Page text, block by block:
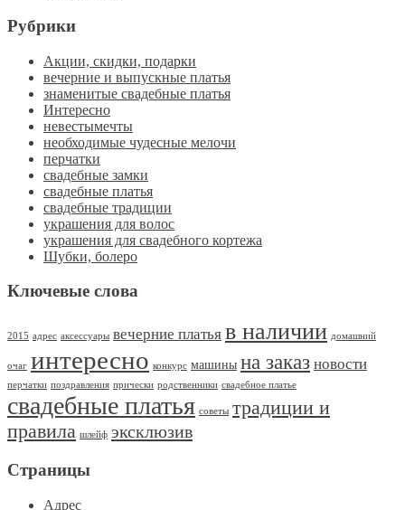
Рубрики
Акции, скидки, подарки
вечерние и выпускные платья
знаменитые свадебные платья
Интересно
невестымечты
необходимые чудесные мелочи
перчатки
свадебные замки
свадебные платья
свадебные традиции
украшения для волос
украшения для свадебного кортежа
Шубки, болеро
Ключевые слова
2015 адрес аксессуары вечерние платья в наличии домашний
очаг интересно конкурс машины на заказ новости
перчатки поздравления прически родственники свадебное платье
свадебные платья советы традиции и
правила шлейф эксклюзив
Страницы
Адрес